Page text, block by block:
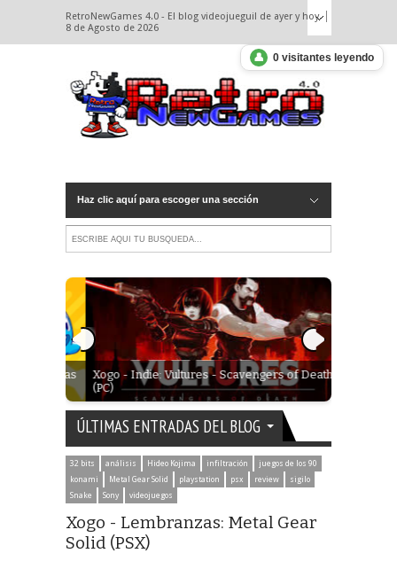
RetroNewGames 4.0 - El blog videojueguil de ayer y hoy.
8 de Agosto de 2026
Haz clic aquí para escoger una sección
Xogo - Indie: Vultures - Scavengers of Death
(PC)
ÚLTIMAS ENTRADAS DEL BLOG
32 bits análisis Hideo Kojima infiltración
juegos de los 90
konami
Metal Gear Solid playstation psx review
sigilo
Snake
Sony videojuegos
Xogo - Lembranzas: Metal Gear
Solid (PSX)
👤 0 visitantes leyendo